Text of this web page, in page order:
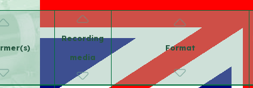
Recording
media
Format